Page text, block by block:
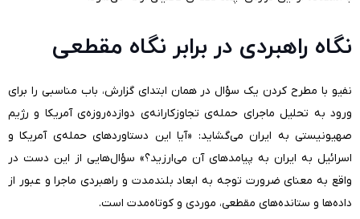
نگاه راهبردی در برابر نگاه مقطعی
نفیو با مطرح کردن یک سؤال در همان ابتدای گزارش، باب مناسبی را برای
ورود به تحلیل ماجرای حمله‌ی تجاوزکارانه‌ی دوازده‌روزه‌ی آمریکا و رژیم
صهیونیستی به ایران می‌گشاید: «آیا این دستاوردهای حمله‌ی آمریکا و
اسرائیل به ایران به پیامدهای آن می‌ارزید؟» سؤال‌هایی از این دست در
واقع به معنای ضرورت توجه به ابعاد بلندمدت و راهبردی ماجرا و عبور از
داده‌ها و ستانده‌های مقطعی، موردی و کوتاه‌مدت است.